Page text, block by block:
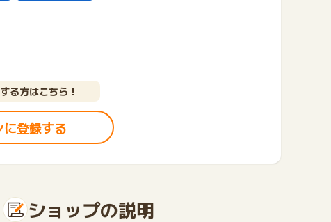
る方はこちら！
登録する
ショップの説明